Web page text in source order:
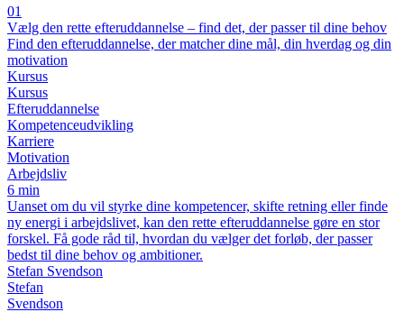
01
Vælg den rette efteruddannelse – find det, der passer til dine behov
Find den efteruddannelse, der matcher dine mål, din hverdag og din
motivation
Kursus
Kursus
Efteruddannelse
Kompetenceudvikling
Karriere
Motivation
Arbejdsliv
6 min
Uanset om du vil styrke dine kompetencer, skifte retning eller finde
ny energi i arbejdslivet, kan den rette efteruddannelse gøre en stor
forskel. Få gode råd til, hvordan du vælger det forløb, der passer
bedst til dine behov og ambitioner.
Stefan Svendson
Stefan
Svendson